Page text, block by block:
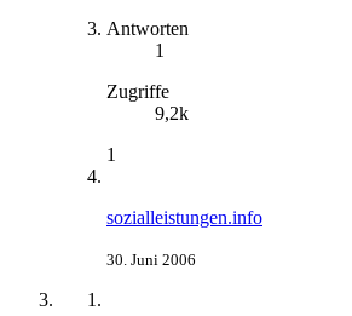
Antworten
1
Zugriffe
9,2k
1
sozialleistungen.info
30. Juni 2006